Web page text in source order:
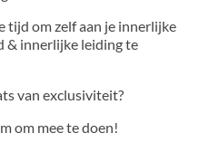
tijd om zelf aan je innerlijke
& innerlijke leiding te
van exclusiviteit?
om mee te doen!